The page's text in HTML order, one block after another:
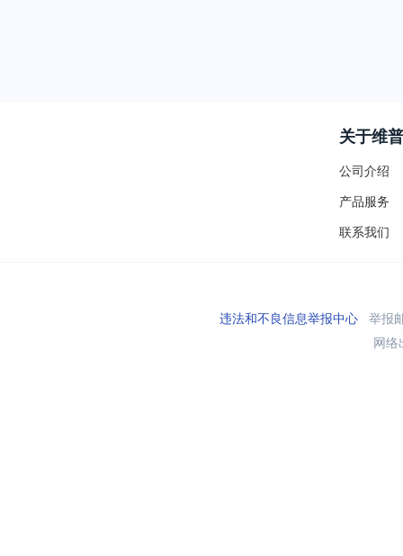
关于维普
公司介绍
产品服务
联系我们
违法和不良信息举报中心举报
网